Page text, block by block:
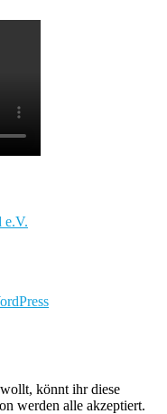
e.V.
könnt ihr diese
werden alle akzeptiert.